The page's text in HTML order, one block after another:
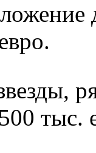
тыс.